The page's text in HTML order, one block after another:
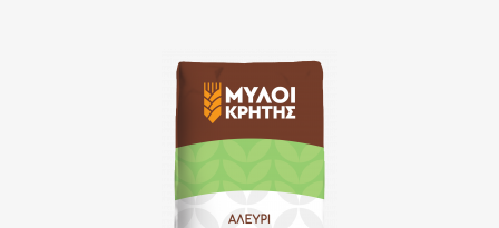
εδώδιμων ινών, ασβεστίου, βιταμινών D, B2, B12 […]